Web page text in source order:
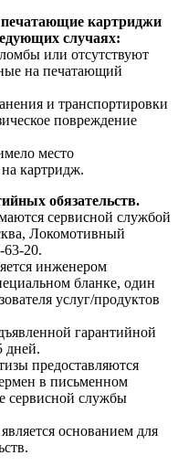
печатающие картриджи
случаях:
или отсутствуют
на печатающий
и транспортировки
повреждение
место
картридж.
обязательств.
сервисной службой
Локомотивный
63-20.
инженером
бланке, один
услуг/продуктов
гарантийной
дней.
предоставляются
в письменном
сервисной службы
основанием для